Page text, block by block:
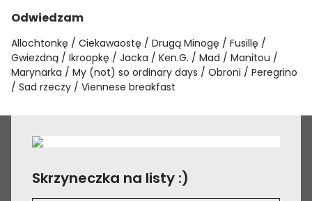
Odwiedzam
Allochtonkę Ciekawaostę Drugą Minogę
Fusillę
Gwiezdną
Ikroopkę Jacka Ken.G. Mad
Manitou
Marynarka
My (not) so ordinary days Obroni
Peregrino
Sad rzeczy
Viennese breakfast
Skrzyneczka na listy :)